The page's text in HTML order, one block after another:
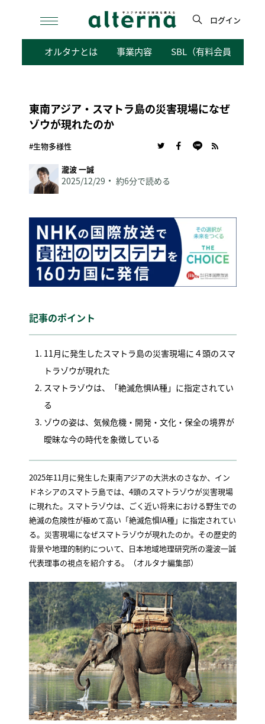
検
ログイン
オルタナとは 事業内容 SBL（有料会員向けサ
東南アジア・スマトラ島の災害現場になぜ
ゾウが現れたのか
#生物多様性
瀧波 一誠
2025/12/29 約6分で読める
記事のポイント
11月に発生したスマトラ島の災害現場に４頭のスマ
トラゾウが現れた
スマトラゾウは、「絶滅危惧IA種」に指定されてい
る
ゾウの姿は、気候危機・開発・文化・保全の境界が
曖昧な今の時代を象徴している
2025年11月に発生した東南アジアの大洪水のさなか、イン
ドネシアのスマトラ島では、4頭のスマトラゾウが災害現場
に現れた。スマトラゾウは、ごく近い将来における野生での
絶滅の危険性が極めて高い「絶滅危惧IA種」に指定されてい
る。災害現場になぜスマトラゾウが現れたのか。その歴史的
背景や地理的制約について、日本地域地理研究所の瀧波一誠
代表理事の視点を紹介する。（オルタナ編集部）